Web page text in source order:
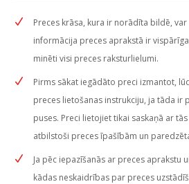
Preces krāsa, kura ir norādīta bildē,
informācija preces aprakstā ir
minēti visi preces raksturlielumi.
Pirms sākat iegādāto preci izmantot,
preces lietošanas instrukciju, ja tāda ir
puses. Preci lietojiet tikai saskaņā ar
atbilstoši preces īpašībām un
Ja pēc iepazīšanās ar preces aprakstu
kādas neskaidrības par preces